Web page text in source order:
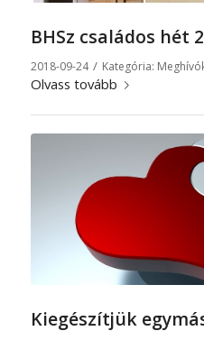
BHSz családos hét
2018-09-24 / Kategória:
Olvass tovább
Kiegészítjük